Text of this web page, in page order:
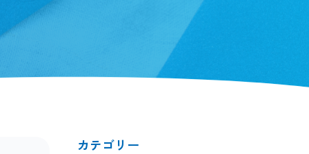
カテゴリー